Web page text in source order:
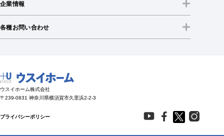
企業情報
各種お問い合わせ
ウスイホーム株式会社
〒239-0831 神奈川県横須賀市久里浜2-2-3
プライバシーポリシー